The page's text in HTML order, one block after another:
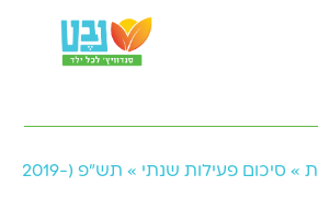
» סיכום פעילות שנתי »
תש”פ (2019-